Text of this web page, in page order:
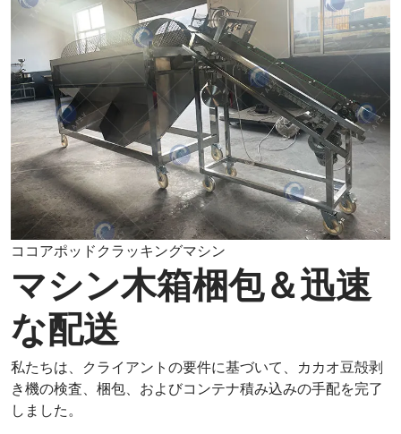
ココアポッドクラッキングマシン
マシン木箱梱包＆迅速
な配送
私たちは、クライアントの要件に基づいて、カカオ豆殻剥
き機の検査、梱包、およびコンテナ積み込みの手配を完了
しました。